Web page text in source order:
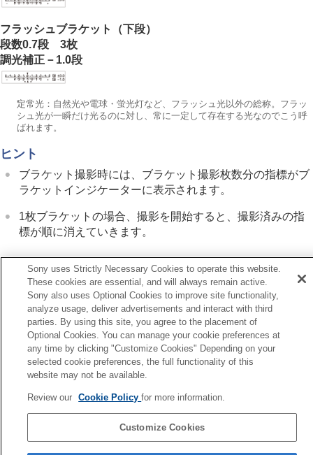
ブラケット設定
インターバル撮影機能
より高解像の静止画を撮影する
画質や記録形式を設定する
タッチ機能を使う
ズームする
フラッシュを使う
手ブレを補正する
撮影中の画面表示を設定する
動画の音声を記録する
TC/UB設定
外部RAWレコーダーにRAW動画を出力する
カメラをカスタマイズする
再生する
カメラの設定を変更する
スマートフォンでできること
パソコンでできること
クラウドサービスを利用する
故障かな？と思ったら
フラッシュブラケット（下段）
段数0.7段 3枚
調光補正－1.0段
*定常光：自然光や電球・蛍光灯など、フラッシュ光以外の総称。フラッ
シュ光が一瞬だけ光るのに対し、常に一定して存在する光なのでこう呼
ばれます。
ヒント
ブラケット撮影時には、ブラケット撮影枚数分の指標がブ
ラケットインジケーターに表示されます。
1枚ブラケットの場合、撮影を開始すると、撮影済みの指
標が順に消えていきます。
ブラケット
次へ
フォーカスブラケ
TP1001348378
お使いのカメラの本体ソフトウェアがVer.2.00未満の場合は下記URLの
言語選択ページへ
Sony uses Strictly Necessary Cookies to operate this website.
These cookies are essential, and will always remain active.
Sony also uses Optional Cookies to improve site functionality,
analyze usage, deliver advertisements and interact with third
parties. By using this site, you agree to the placement of
Optional Cookies. You can manage your cookie preferences at
any time by clicking "Customize Cookies" Depending on your
selected cookie preferences, the full functionality of this
website may not be available.
Review our Cookie Policyfor more information.
Customize Cookies